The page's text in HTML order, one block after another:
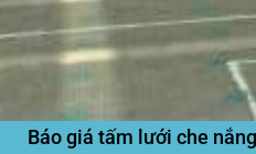
Báo giá tấm lưới che